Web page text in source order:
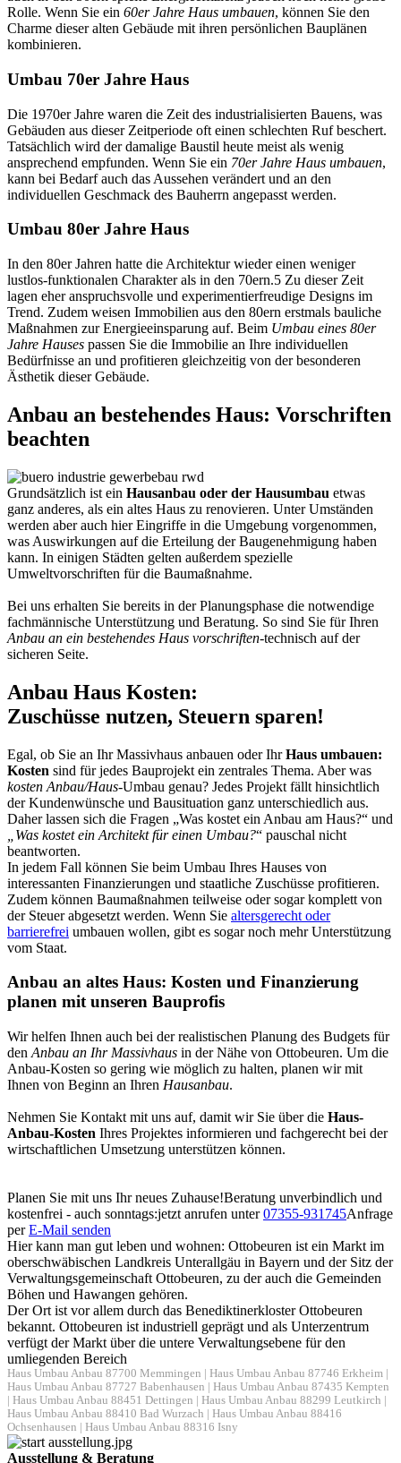
Rolle. Wenn Sie ein 60er Jahre Haus umbauen, können Sie den
Charme dieser alten Gebäude mit ihren persönlichen Bauplänen
kombinieren.
Umbau 70er Jahre Haus
Die 1970er Jahre waren die Zeit des industrialisierten Bauens, was
Gebäuden aus dieser Zeitperiode oft einen schlechten Ruf beschert.
Tatsächlich wird der damalige Baustil heute meist als wenig
ansprechend empfunden. Wenn Sie ein 70er Jahre Haus umbauen,
kann bei Bedarf auch das Aussehen verändert und an den
individuellen Geschmack des Bauherrn angepasst werden.
Umbau 80er Jahre Haus
In den 80er Jahren hatte die Architektur wieder einen weniger
lustlos-funktionalen Charakter als in den 70ern.5 Zu dieser Zeit
lagen eher anspruchsvolle und experimentierfreudige Designs im
Trend. Zudem weisen Immobilien aus den 80ern erstmals bauliche
Maßnahmen zur Energieeinsparung auf. Beim Umbau eines 80er
Jahre Hauses passen Sie die Immobilie an Ihre individuellen
Bedürfnisse an und profitieren gleichzeitig von der besonderen
Ästhetik dieser Gebäude.
Anbau an bestehendes Haus: Vorschriften
beachten
Grundsätzlich ist ein Hausanbau oder der Hausumbau etwas
ganz anderes, als ein altes Haus zu renovieren. Unter Umständen
werden aber auch hier Eingriffe in die Umgebung vorgenommen,
was Auswirkungen auf die Erteilung der Baugenehmigung haben
kann. In einigen Städten gelten außerdem spezielle
Umweltvorschriften für die Baumaßnahme.
Bei uns erhalten Sie bereits in der Planungsphase die notwendige
fachmännische Unterstützung und Beratung. So sind Sie für Ihren
Anbau an ein bestehendes Haus vorschriften-technisch auf der
sicheren Seite.
Anbau Haus Kosten:
Zuschüsse nutzen, Steuern sparen!
Egal, ob Sie an Ihr Massivhaus anbauen oder IhrHaus umbauen:
Kosten sind für jedes Bauprojekt ein zentrales Thema. Aber was
kosten Anbau/Haus-Umbau genau? Jedes Projekt fällt hinsichtlich
der Kundenwünsche und Bausituation ganz unterschiedlich aus.
Daher lassen sich die Fragen „Was kostet ein Anbau am Haus?“ und
Was kostet ein Architekt für einen Umbau?“ pauschal nicht
beantworten.
In jedem Fall können Sie beim Umbau Ihres Hauses von
interessanten Finanzierungen und staatliche Zuschüsse profitieren.
Zudem können Baumaßnahmen teilweise oder sogar komplett von
der Steuer abgesetzt werden. Wenn Sie altersgerecht oder
barrierefrei umbauen wollen, gibt es sogar noch mehr Unterstützung
vom Staat.
Anbau an altes Haus: Kosten und Finanzierung
planen mit unseren Bauprofis
Wir helfen Ihnen auch bei der realistischen Planung des Budgets für
den Anbau an Ihr Massivhaus in der Nähe von Ottobeuren. Um die
Anbau-Kosten so gering wie möglich zu halten, planen wir mit
Ihnen von Beginn an Ihren Hausanbau.
Nehmen Sie Kontakt mit uns auf, damit wir Sie über die Haus-
Anbau-Kosten Ihres Projektes informieren und fachgerecht bei der
wirtschaftlichen Umsetzung unterstützen können.
Planen Sie mit uns Ihr neues Zuhause!Beratung unverbindlich und
kostenfrei - auch sonntags:jetzt anrufen unter07355-931745Anfrage
perE-Mail senden
Hier kann man gut leben und wohnen: Ottobeuren ist ein Markt im
oberschwäbischen Landkreis Unterallgäu in Bayern und der Sitz der
Verwaltungsgemeinschaft Ottobeuren, zu der auch die Gemeinden
Böhen und Hawangen gehören.
Der Ort ist vor allem durch das Benediktinerkloster Ottobeuren
bekannt. Ottobeuren ist industriell geprägt und als Unterzentrum
verfügt der Markt über die untere Verwaltungsebene für den
umliegenden Bereich
Haus Umbau Anbau 87700 Memmingen Haus Umbau Anbau 87746 Erkheim
Haus Umbau Anbau 87727 Babenhausen
Haus Umbau Anbau 87435 Kempten
Haus Umbau Anbau 88451 Dettingen Haus Umbau Anbau 88299 Leutkirch
Haus Umbau Anbau 88410 Bad Wurzach
Haus Umbau Anbau 88416
Ochsenhausen
Haus Umbau Anbau 88316 Isny
Ausstellung & Beratung